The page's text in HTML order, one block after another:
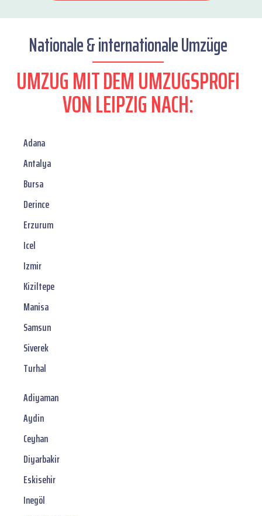
Nationale & internationale Umzüge
UMZUG MIT DEM UMZUGSPROFI
VON LEIPZIG NACH:
Adana
Antalya
Bursa
Derince
Erzurum
Icel
Izmir
Kiziltepe
Manisa
Samsun
Siverek
Turhal
Adiyaman
Aydin
Ceyhan
Diyarbakir
Eskisehir
Inegöl